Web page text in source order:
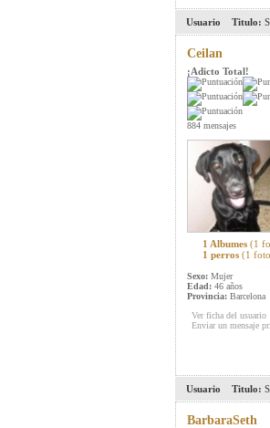
Usuario Titulo:
Ceilan
¡Adicto Total!
884 mensajes
1 Albumes (1
1 perros (1
Sexo: Mujer
Edad: 46 años
Provincia: Barcelona
Ver ficha del usuario
Enviar un mensaje
Usuario Titulo:
BarbaraSeth